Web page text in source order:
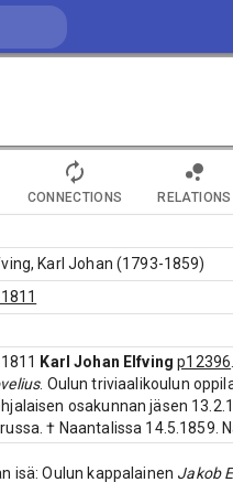
CONNECTIONS RELATIONS
Karl Johan (1793-1859)
Karl Johan Elfving p12396
. Oulun triviaalikoulun
osakunnan jäsen
† Naantalissa 14.5.1859.
isä: Oulun kappalainen Jakob